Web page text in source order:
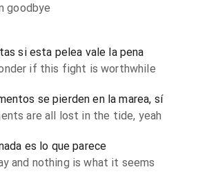
goodbye
si esta pelea vale la pena
if this fight is worthwhile
se pierden en la marea, sí
are all lost in the tide, yeah
es lo que parece
and nothing is what it seems